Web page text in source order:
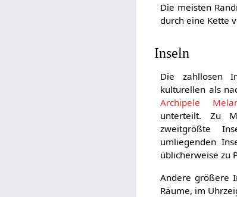
Die meisten
durch eine Kette
Inseln
Die zahllosen
kulturellen als
Archipele
unterteilt. Zu
zweitgrößte
umliegenden
üblicherweise zu
Andere größere
Räume, im